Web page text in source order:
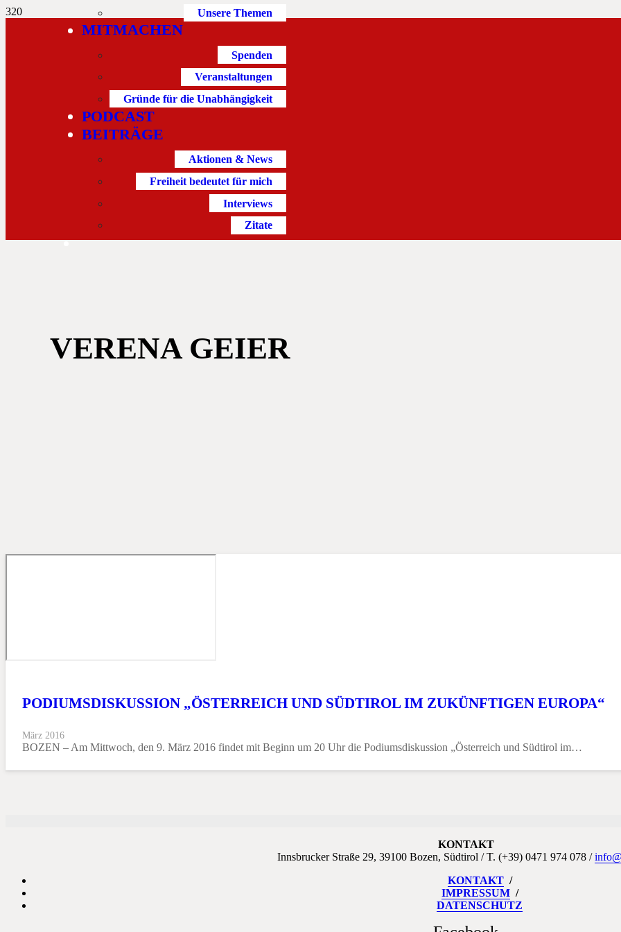
Unsere Themen
MITMACHEN
Spenden
Veranstaltungen
Gründe für die Unabhängigkeit
PODCAST
BEITRÄGE
Aktionen & News
Freiheit bedeutet für mich
Interviews
Zitate
VERENA GEIER
PODIUMSDISKUSSION „ÖSTERREICH UND SÜDTIROL IM ZUKÜNFTIGEN EUROPA“
März 2016
BOZEN – Am Mittwoch, den 9. März 2016 findet mit Beginn um 20 Uhr die Podiumsdiskussion „Österreich und Südtirol im…
KONTAKT
Innsbrucker Straße 29, 39100 Bozen, Südtirol / T. (+39) 0471 974 078 /
KONTAKT
IMPRESSUM
DATENSCHUTZ